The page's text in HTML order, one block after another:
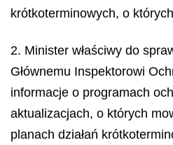
krótkoterminowych, o
2. Minister właściwy do
Głównemu Inspektorowi
informacje o programach
aktualizacjach, o których
planach działań